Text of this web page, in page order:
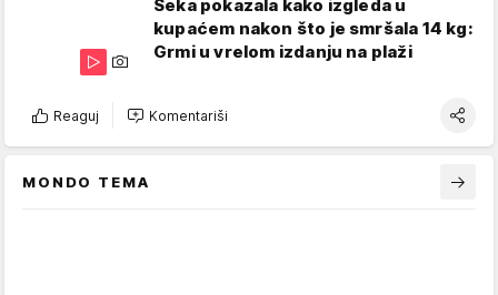
Seka pokazala kako izgleda u
kupaćem nakon što je smršala 14 kg:
Grmi u vrelom izdanju na plaži
Reaguj Komentariši
MONDO TEMA